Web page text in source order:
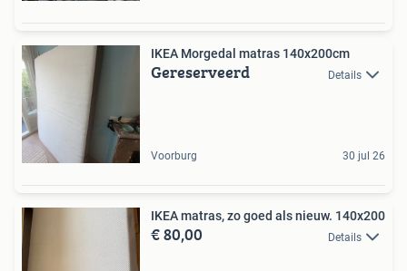
IKEA Morgedal matras 140x200cm
Gereserveerd Details
Voorburg 30 jul 26
IKEA matras, zo goed als nieuw. 140x200
€ 80,00 Details